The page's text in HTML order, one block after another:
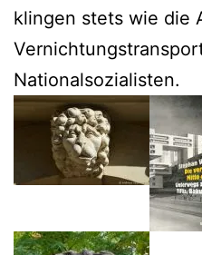
klingen stets wie die
Nationalsozialisten.